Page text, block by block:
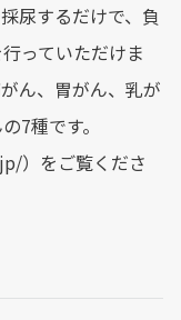
尿するだけで、負
っていただけま
ん、胃がん、乳が
7種です。
）をご覧くださ